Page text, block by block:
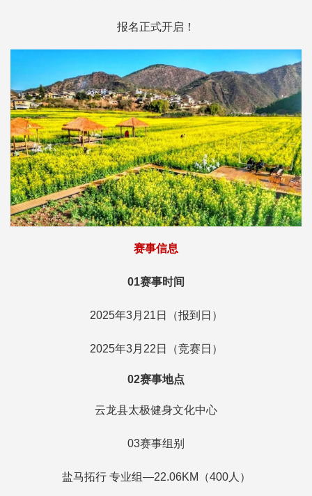
报名正式开启！
赛事信息
01赛事时间
2025年3月21日（报到日）
2025年3月22日（竞赛日）
02赛事地点
云龙县太极健身文化中心
03赛事组别
盐马拓行 专业组—22.06KM（400人）